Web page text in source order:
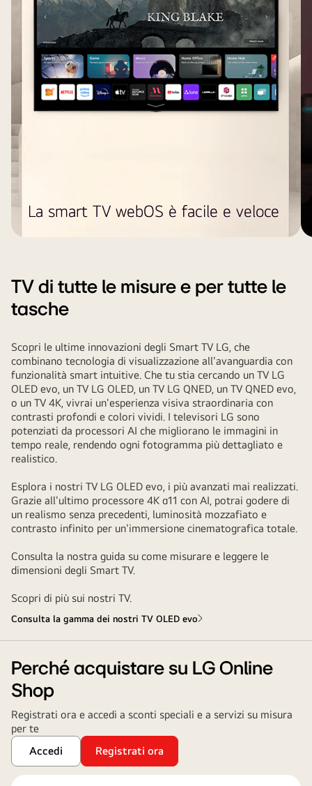
La smart TV webOS è facile e veloce
TV di tutte le misure e per tutte le
tasche
Scopri le ultime innovazioni degli Smart TV LG, che
combinano tecnologia di visualizzazione all'avanguardia con
funzionalità smart intuitive. Che tu stia cercando un TV LG
OLED evo, un TV LG OLED, un TV LG QNED, un TV QNED evo,
o un TV 4K, vivrai un'esperienza visiva straordinaria con
contrasti profondi e colori vividi. I televisori LG sono
potenziati da processori AI che migliorano le immagini in
tempo reale, rendendo ogni fotogramma più dettagliato e
realistico.
Esplora i nostri TV LG OLED evo, i più avanzati mai realizzati.
Grazie all'ultimo processore 4K α11 con AI, potrai godere di
un realismo senza precedenti, luminosità mozzafiato e
contrasto infinito per un'immersione cinematografica totale.
Consulta la nostra guida su come misurare e leggere le
dimensioni degli Smart TV.
Scopri di più sui nostri TV.
Consulta la gamma dei nostri TV OLED evo
Perché acquistare su LG Online
Shop
Registrati ora e accedi a sconti speciali e a servizi su misura
per te
Accedi
Registrati ora